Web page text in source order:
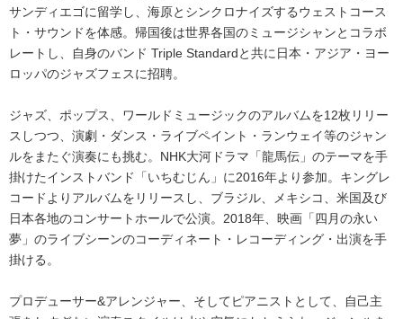
サンディエゴに留学し、海原とシンクロナイズするウェストコース
ト・サウンドを体感。帰国後は世界各国のミュージシャンとコラボ
レートし、自身のバンド Triple Standardと共に日本・アジア・ヨー
ロッパのジャズフェスに招聘。
ジャズ、ポップス、ワールドミュージックのアルバムを12枚リリー
スしつつ、演劇・ダンス・ライブペイント・ランウェイ等のジャン
ルをまたぐ演奏にも挑む。NHK大河ドラマ「龍馬伝」のテーマを手
掛けたインストバンド「いちむじん」に2016年より参加。キングレ
コードよりアルバムをリリースし、ブラジル、メキシコ、米国及び
日本各地のコンサートホールで公演。2018年、映画「四月の永い
夢」のライブシーンのコーディネート・レコーディング・出演を手
掛ける。
プロデューサー&アレンジャー、そしてピアニストとして、自己主